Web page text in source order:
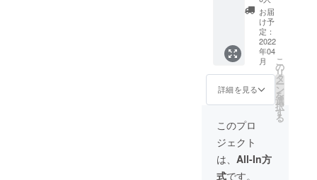
備考欄
へご記
載くだ
さい。
※企業名
シール
のサイ
ズは
W300×
H120m
mで
す。
レ（強
化ダン
ボー
ル）ホ
ワイト
シート
仕上げ
・収納
時：
455×38
0×105
mm（2.
2Kg）
・組立
時：
340×41
×120
袋・ポ
ンチョ
付き】
企業名
シール
付きダ
ンボー
ルトイ
レを30
台、5回
分の凝
固剤を
120袋、
ポン
チョ30
お届
け予
定：
2022
年04
月
詳細を見る
こ
の
リ
タ
ー
ン
を
選
択
す
る
このプロ
ジェクト
は、 All-In方
式です。